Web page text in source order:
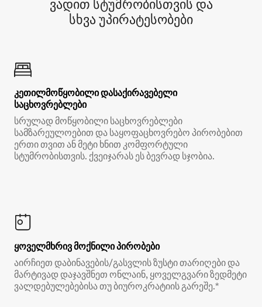
ვადით სტუმრობისთვის და
სხვა უპირატესობები
კეთილმოწყობილი დასაქირავებელი
საცხოვრებლები
სრულად მოწყობილი საცხოვრებლები
სამზარეულოებით და საყოფაცხოვრებო პირობებით
ერთი თვით ან მეტი ხნით კომფორტული
სტუმრობისთვის. ქვეიჯარას ეს ბევრად სჯობია.
ყოველმხრივ მოქნილი პირობები
აირჩიეთ დაბინავების/გასვლის ზუსტი თარიღები და
მარტივად დაჯავშნეთ ონლაინ, ყოველგვარი ზედმეტი
ვალდებულებებისა თუ ბიუროკრატიის გარეშე.*